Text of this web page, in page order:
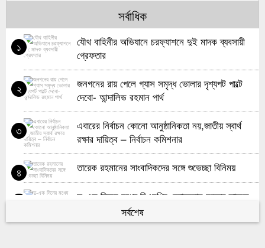
দৌলতখানে জমি বিরোধের জেরে ঘরে আগুন
৯ জয়নগরে আওয়ামী সন্ত্রাসীদের হামলায় গুরুতর আহত ১জন
১০ দৌলতখানে প্রাথমিক বিদ্যালয়ে ল্যাপটপ-প্রজেক্টর বিতরণ
সর্বাধিক
১
যৌথ বাহিনীর অভিযানে চরফ্যাশনে দুই মাদক ব্যবসায়ী
গ্রেফতার
২
জনগনের রায় পেলে গ্যাস সমৃদ্ধ ভোলার দৃশ্যপট পাল্টে
দেবো- আন্দালিভ রহমান পার্থ
৩
এবারের নির্বাচন কোনো আনুষ্ঠানিকতা নয়,জাতীয় স্বার্থ
রক্ষার দায়িত্ব – নির্বাচন কমিশনার
৪ তারেক রহমানের সাংবাদিকদের সঙ্গে শুভেচ্ছা বিনিময়
দু-এক দিনের মধ্যে বিএনপির চেয়ারম্যান হচ্ছেন তারেক
সর্বশেষ